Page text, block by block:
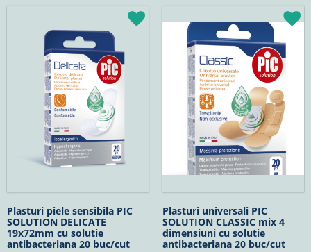
Plasturi piele sensibila PIC
SOLUTION DELICATE
19x72mm cu solutie
antibacteriana 20 buc/cut
Plasturi universali PIC
SOLUTION CLASSIC mix 4
dimensiuni cu solutie
antibacteriana 20 buc/cut